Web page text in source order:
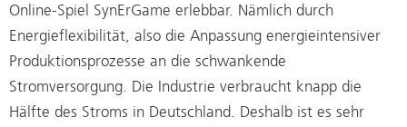
Online-Spiel SynErGame erlebbar. Nämlich durch
Energieflexibilität, also die Anpassung energieintensiver
Produktionsprozesse an die schwankende
Stromversorgung. Die Industrie verbraucht knapp die
Hälfte des Stroms in Deutschland. Deshalb ist es sehr